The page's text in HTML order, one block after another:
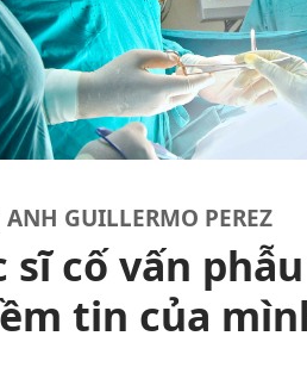
GUILLERMO PEREZ
sĩ cố vấn
tin của